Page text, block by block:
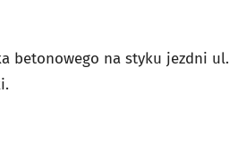
betonowego na styku jezdni ul.